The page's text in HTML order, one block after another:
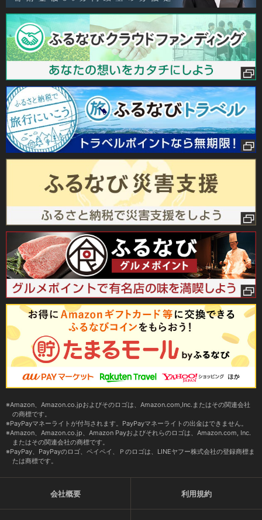
Amazon、Amazon.co.jpおよびそのロゴは、Amazon.com,Inc.またはその関連会社
の商標です。
PayPayマネーライトが付与されます。PayPayマネーライトの出金はできません。
Amazon、Amazon.co.jp、Amazon Payおよびそれらのロゴは、Amazon.com, Inc.
またはその関連会社の商標です。
PayPay、PayPayのロゴ、ペイペイ、Ｐのロゴは、LINEヤフー株式会社の登録商標ま
たは商標です。
会社概要 利用規約